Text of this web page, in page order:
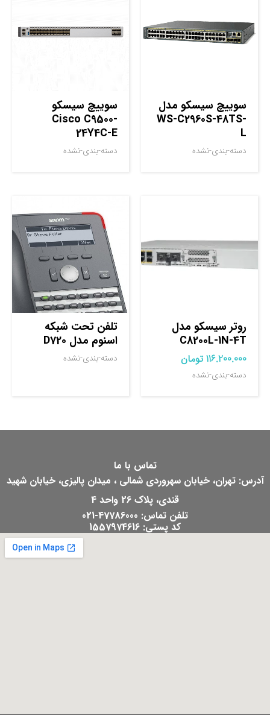
سوييچ سيسکو مدل
WS-C2960S-48TS-
L
دسته-بندی-نشده
سوييچ سيسکو
Cisco C9500-
24Y4C-E
دسته-بندی-نشده
روتر سيسکو مدل
C8200L-1N-4T
116.200.000 تومان
دسته-بندی-نشده
تلفن تحت شبکه
اسنوم مدل D720
دسته-بندی-نشده
تماس با ما
آدرس: تهران، خیابان سهروردی شمالی ، میدان پالیزی، خیابان شهید
قندی، پلاک 26 واحد 4
تلفن تماس: 47786000-021
کد پستی: 1557974616